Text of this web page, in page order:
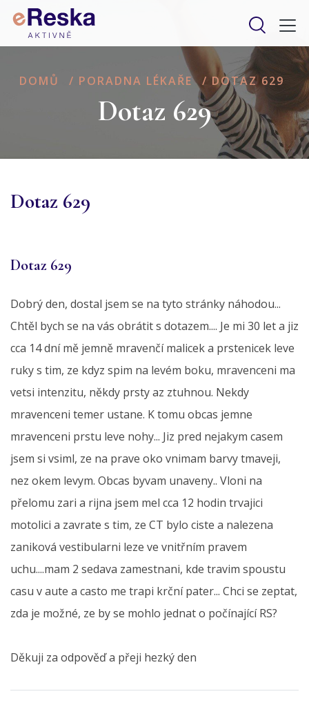
DOMŮ / PORADNA LÉKAŘE / DOTAZ 629
Dotaz 629
Dotaz 629
Dotaz 629
Dobrý den, dostal jsem se na tyto stránky náhodou...
Chtěl bych se na vás obrátit s dotazem.... Je mi 30 let a jiz
cca 14 dní mě jemně mravenčí malicek a prstenicek leve
ruky s tim, ze kdyz spim na levém boku, mravenceni ma
vetsi intenzitu, někdy prsty az ztuhnou. Nekdy
mravenceni temer ustane. K tomu obcas jemne
mravenceni prstu leve nohy... Jiz pred nejakym casem
jsem si vsiml, ze na prave oko vnimam barvy tmaveji,
nez okem levym. Obcas byvam unaveny.. Vloni na
přelomu zari a rijna jsem mel cca 12 hodin trvajici
motolici a zavrate s tim, ze CT bylo ciste a nalezena
zaniková vestibularni leze ve vnitřním pravem
uchu....mam 2 sedava zamestnani, kde travim spoustu
casu v aute a casto me trapi krční pater... Chci se zeptat,
zda je možné, ze by se mohlo jednat o počínající RS?
Děkuji za odpověď a přeji hezký den